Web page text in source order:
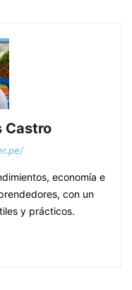
Castro
economía e
con un
y prácticos.